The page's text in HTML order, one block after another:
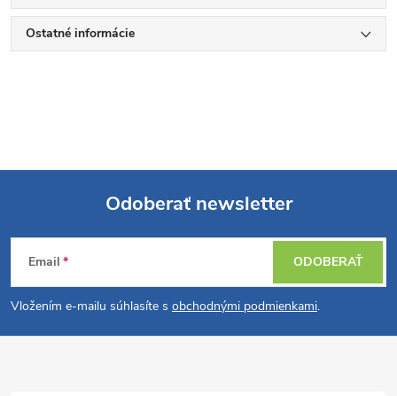
Ostatné informácie
Z
á
p
Odoberať newsletter
Email
Vložením e-mailu súhlasíte s obchodnými podmienkami.
ODOBERAŤ